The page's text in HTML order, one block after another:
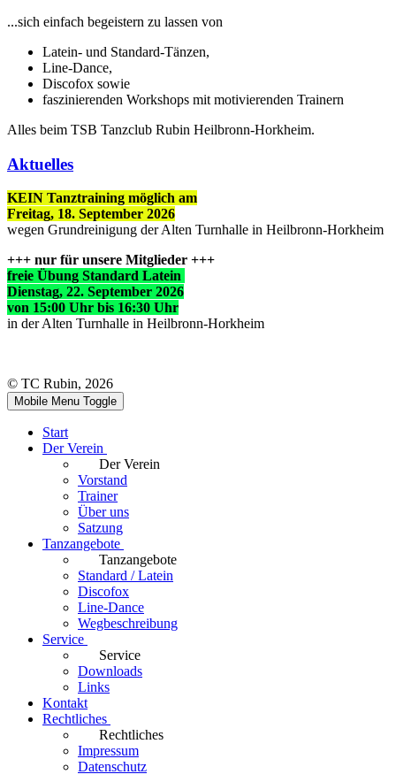
...sich einfach begeistern zu lassen von
Latein- und Standard-Tänzen,
Line-Dance,
Discofox sowie
faszinierenden Workshops mit motivierenden Trainern
Alles beim TSB Tanzclub Rubin Heilbronn-Horkheim.
Aktuelles
KEIN Tanztraining möglich am
Freitag, 18. September 2026
wegen Grundreinigung der Alten Turnhalle in Heilbronn-Horkheim
+++ nur für unsere Mitglieder +++
freie Übung Standard Latein
Dienstag, 22. September 2026
von 15:00 Uhr bis 16:30 Uhr
in der Alten Turnhalle in Heilbronn-Horkheim
© TC Rubin, 2026
Mobile Menu Toggle
Start
Der Verein
Der Verein
Vorstand
Trainer
Über uns
Satzung
Tanzangebote
Tanzangebote
Standard / Latein
Discofox
Line-Dance
Wegbeschreibung
Service
Service
Downloads
Links
Kontakt
Rechtliches
Rechtliches
Impressum
Datenschutz